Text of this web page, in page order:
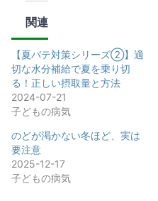
関連
【夏バテ対策シリーズ②】適
切な水分補給で夏を乗り切
る！正しい摂取量と方法
2024-07-21
子どもの病気
のどが渇かない冬ほど、実は
要注意
2025-12-17
子どもの病気